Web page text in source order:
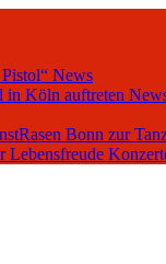
News
in Köln auftreten
Bonn zur
Lebensfreude